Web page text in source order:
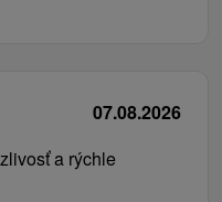
07.08.2026
a rýchle